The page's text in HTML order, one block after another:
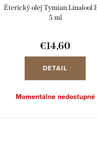
Éterický olej Tymian Linalool
5 ml
€14,60
DETAIL
Momentálne nedostupné